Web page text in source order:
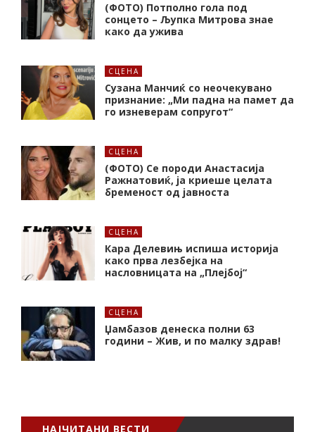
(ФОТО) Потполно гола под
сонцето – Љупка Митрова знае
како да ужива
СЦЕНА
Сузана Манчиќ со неочекувано
признание: „Ми падна на памет да
го изневерам сопругот“
СЦЕНА
(ФОТО) Се породи Анастасија
Ражнатовиќ, ја криеше целата
бременост од јавноста
СЦЕНА
Кара Делевињ испиша историја
како прва лезбејка на
насловницата на „Плејбој“
СЦЕНА
Џамбазов денеска полни 63
години – Жив, и по малку здрав!
НАЈЧИТАНИ ВЕСТИ